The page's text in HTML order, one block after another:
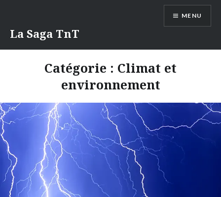
contenuLa Saga TnT
MENU
Catégorie : Climat et
environnement